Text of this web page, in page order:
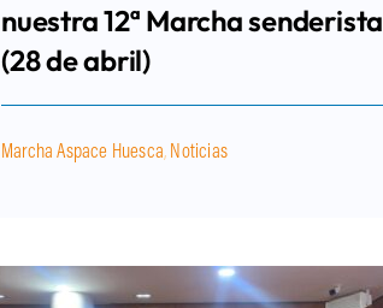
nuestra 12ª Marcha senderista
(28 de abril)
Marcha Aspace Huesca, Noticias